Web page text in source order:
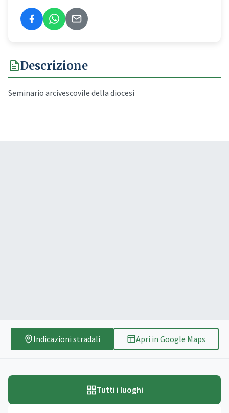
Descrizione
Seminario arcivescovile della diocesi
Indicazioni stradali Apri in Google Maps
Tutti i luoghi